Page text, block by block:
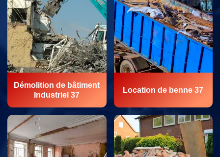
Démolition de bâtiment
Industriel 37
Location de benne 37